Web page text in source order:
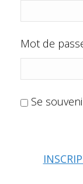
Mot de
Se